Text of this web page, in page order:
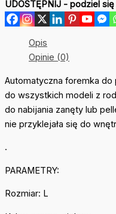
Method
Press
UDOSTĘPNIJ - podziel
Opis
Opinie (0)
Automatyczna foremka
do wszystkich modeli z
do nabijania zanęty lub
nie przyklejała się do
.
PARAMETRY:
Rozmiar: L